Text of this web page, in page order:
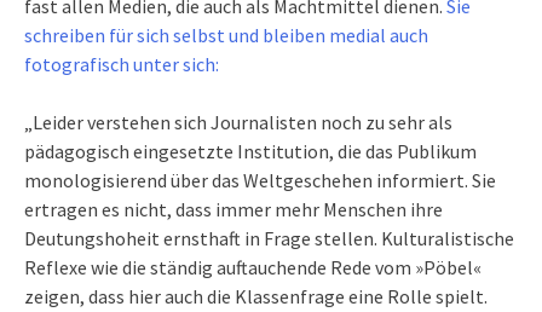
fast allen Medien, die auch als Machtmittel dienen. Sie
schreiben für sich selbst und bleiben medial auch
fotografisch unter sich:
„Leider verstehen sich Journalisten noch zu sehr als
pädagogisch eingesetzte Institution, die das Publikum
monologisierend über das Weltgeschehen informiert. Sie
ertragen es nicht, dass immer mehr Menschen ihre
Deutungshoheit ernsthaft in Frage stellen. Kulturalistische
Reflexe wie die ständig auftauchende Rede vom »Pöbel«
zeigen, dass hier auch die Klassenfrage eine Rolle spielt.